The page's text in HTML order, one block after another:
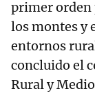
primer orden
los montes y
entornos
concluido el
Rural y